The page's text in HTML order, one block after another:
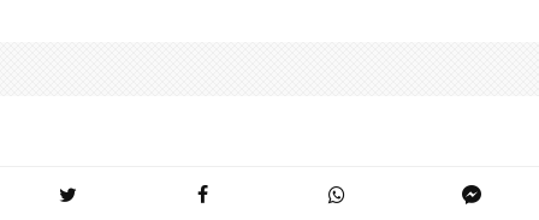
Gramhir (anciennement Gramho) Alternatives – Découvrez les 15 meilleures options de 2023